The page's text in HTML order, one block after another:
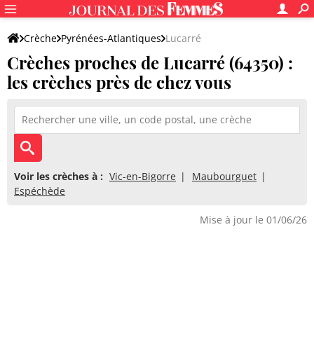
Crèche Pyrénées-Atlantiques Lucarré
Crèches proches de Lucarré (64350) :
les crèches près de chez vous
Voir les crèches à : Vic-en-Bigorre
Maubourguet
Espéchède
Mise à jour le 01/06/26